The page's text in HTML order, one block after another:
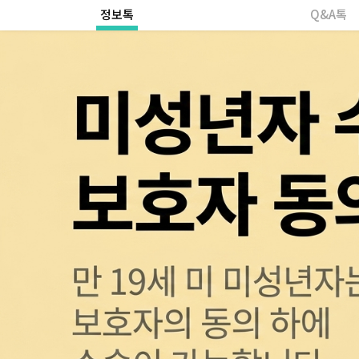
정보톡 Q&A톡